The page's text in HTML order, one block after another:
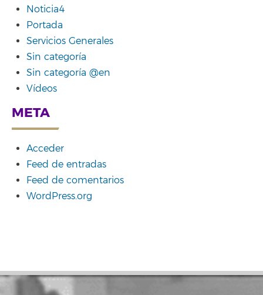
Noticia4
Portada
Servicios Generales
Sin categoría
Sin categoría @en
Vídeos
META
Acceder
Feed de entradas
Feed de comentarios
WordPress.org